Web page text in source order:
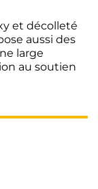
et décolleté
aussi des
large
au soutien